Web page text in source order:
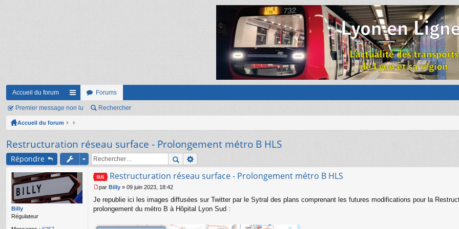
Accueil du forum
ac
co
ci
s
Forums
Premier message non lu Rechercher
Accueil du forum
Restructuration réseau surface - Prolongement métro B HLS
Répondre
Billy
Régulateur
Restructuration réseau surface - Prolongement métro B HLS
e
s
par Billy » 09 juin 2023, 18:42
Je republie ici les images diffusées sur Twitter par le Sytral des plans comprenant les futures modifications pour la
prolongement du métro B à Hôpital Lyon Sud :